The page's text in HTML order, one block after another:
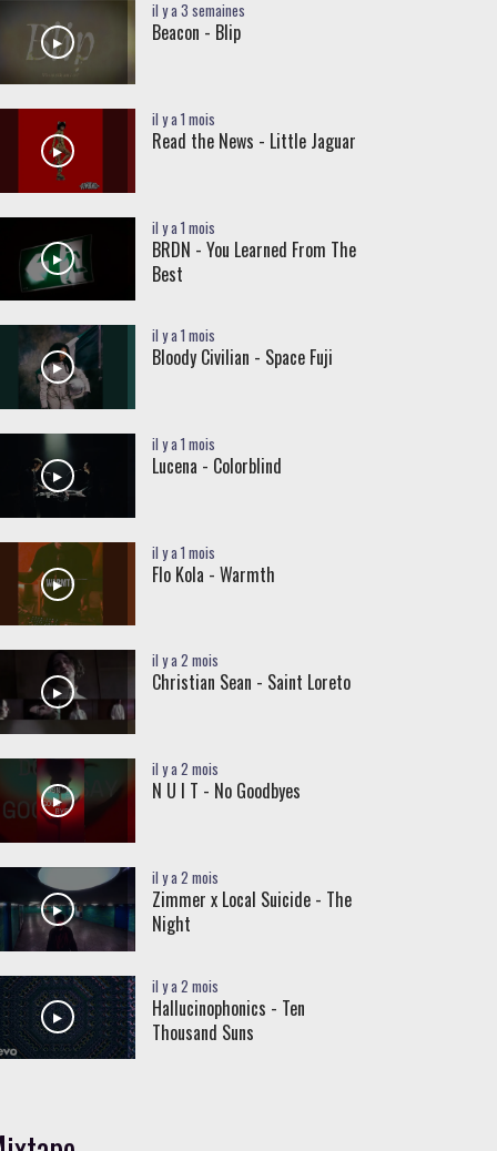
il y a 3 semaines
Beacon - Blip
il y a 1 mois
Read the News - Little Jaguar
il y a 1 mois
BRDN - You Learned From The
Best
il y a 1 mois
Bloody Civilian - Space Fuji
il y a 1 mois
Lucena - Colorblind
il y a 1 mois
Flo Kola - Warmth
il y a 2 mois
Christian Sean - Saint Loreto
il y a 2 mois
N U I T - No Goodbyes
il y a 2 mois
Zimmer x Local Suicide - The
Night
il y a 2 mois
Hallucinophonics - Ten
Thousand Suns